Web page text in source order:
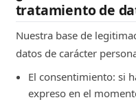
análisis
ejemplo,
y
Internet
en sitios
redes
tratamiento de
Nuestra base de
datos de carácter
El consentimiento: si
expreso en el